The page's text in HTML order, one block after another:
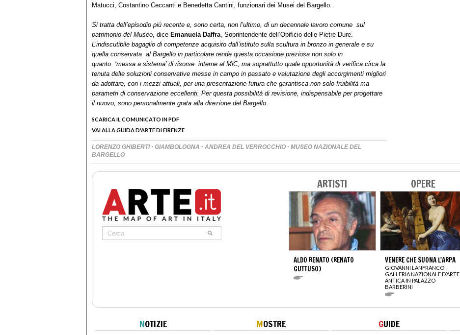
Matucci, Costantino Ceccanti e Benedetta Cantini, funzionari dei Musei del Bargello.
Si tratta dell’episodio più recente e, sono certa, non l’ultimo, di un decennale lavoro comune sul
patrimonio del Museo, dice Emanuela Daffra, Soprintendente dell’Opificio delle Pietre Dure.
L’indiscutibile bagaglio di competenze acquisito dall’istituto sulla scultura in bronzo in generale e su
quella conservata al Bargello in particolare rende questa occasione preziosa non solo in
quanto ‘messa a sistema’ di risorse interne al MiC, ma soprattutto quale opportunità di verifica circa la
tenuta delle soluzioni conservative messe in campo in passato e valutazione degli accorgimenti migliori
da adottare, con i mezzi attuali, per una presentazione futura che garantisca non solo fruibilità ma
parametri di conservazione eccellenti. Per questa possibilità di revisione, indispensabile per progettare
il nuovo, sono personalmente grata alla direzione del Bargello.
SCARICA IL COMUNICATO IN PDF
VAI ALLA GUIDA D'ARTE DI FIRENZE
LORENZO GHIBERTI · GIAMBOLOGNA · ANDREA DEL VERROCCHIO · MUSEO NAZIONALE DEL
BARGELLO
ARTISTI
ALDO RENATO (RENATO
GUTTUSO)
OPERE
VENERE CHE SUONA L'ARPA
GIOVANNI LANFRANCO
GALLERIA NAZIONALE D’ARTE
ANTICA IN PALAZZO
BARBERINI
NOTIZIE MOSTRE GUIDE